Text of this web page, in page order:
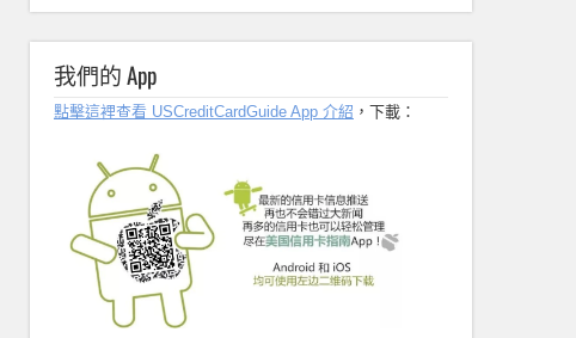
我們的 App
點擊這裡查看 USCreditCardGuide App 介紹 ，下載：